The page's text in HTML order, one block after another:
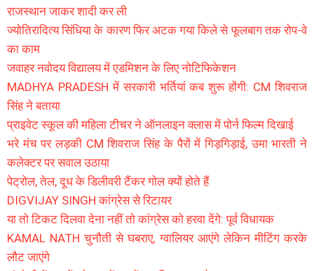
राजस्थान जाकर शादी कर ली
ज्योतिरादित्य सिंधिया के कारण फिर अटक गया किले से फूलबाग तक रोप-वे
का काम
जवाहर नवोदय विद्यालय में एडमिशन के लिए नोटिफिकेशन
MADHYA PRADESH में सरकारी भर्तियां कब शुरू होंगी: CM शिवराज
सिंह ने बताया
प्राइवेट स्कूल की महिला टीचर ने ऑनलाइन क्लास में पोर्न फिल्म दिखाई
भरे मंच पर लड़की CM शिवराज सिंह के पैरों में गिड़गिड़ाई, उमा भारती ने
कलेक्टर पर सवाल उठाया
पेट्रोल, तेल, दूध के डिलीवरी टैंकर गोल क्यों होते हैं
DIGVIJAY SINGH कांग्रेस से रिटायर
या तो टिकट दिलवा देना नहीं तो कांग्रेस को हरवा देंगे: पूर्व विधायक
KAMAL NATH चुनौती से घबराए, ग्वालियर आएंगे लेकिन मीटिंग करके
लौट जाएंगे